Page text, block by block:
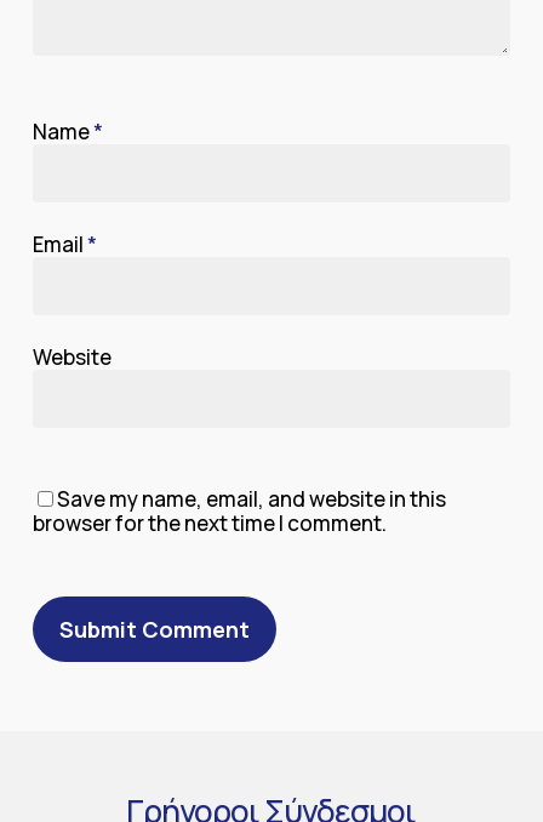
Name*
Email*
Website
Save my name, email, and website in this
browser for the next time I comment.
ΓρήγοροιΣύνδεσμοι